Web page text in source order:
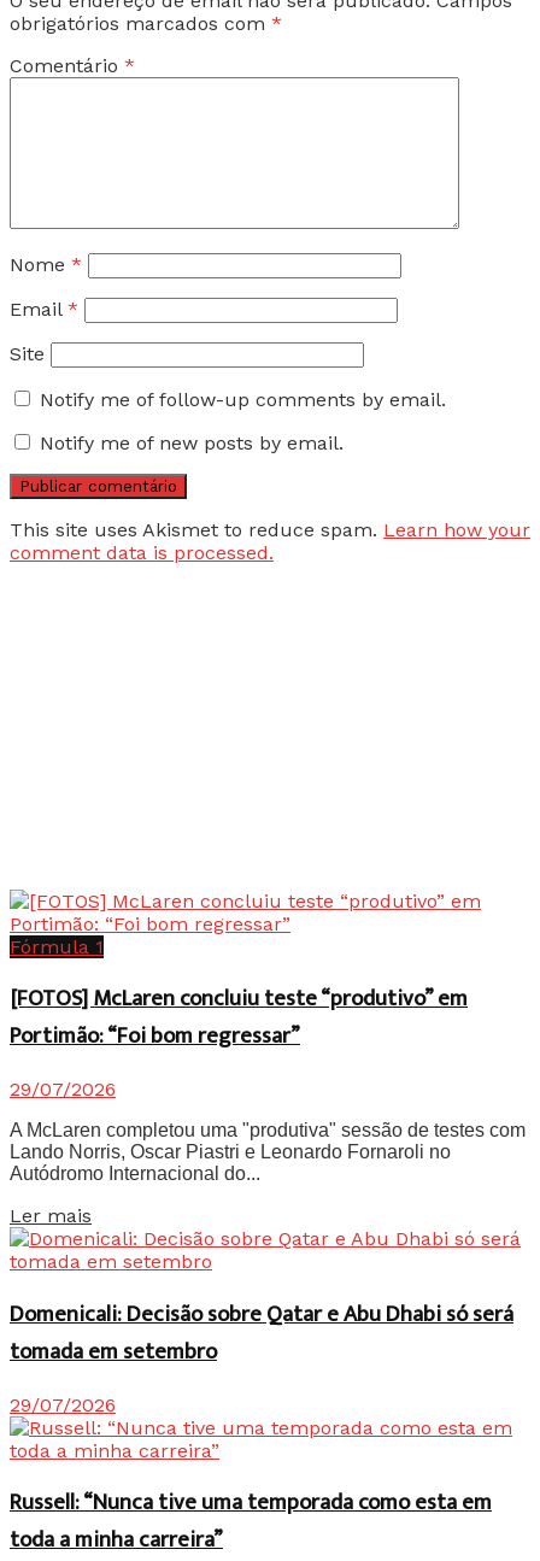
obrigatórios marcados com *
Comentário *
Nome *
Email *
Site
Notify me of follow-up comments by email.
Notify me of new posts by email.
This site uses Akismet to reduce spam. Learn how your
comment data is processed.
Fórmula 1
[FOTOS] McLaren concluiu teste “produtivo” em
Portimão: “Foi bom regressar”
29/07/2026
A McLaren completou uma "produtiva" sessão de testes com
Lando Norris, Oscar Piastri e Leonardo Fornaroli no
Autódromo Internacional do...
Ler mais
Domenicali: Decisão sobre Qatar e Abu Dhabi só será
tomada em setembro
29/07/2026
Russell: “Nunca tive uma temporada como esta em
toda a minha carreira”